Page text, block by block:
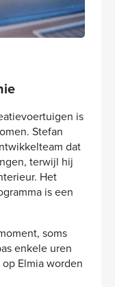
is
Stefan
dat
terwijl hij
Het
is een
soms
enkele uren
Elmia worden